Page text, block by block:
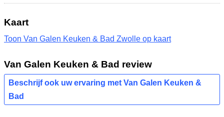
Kaart
Toon Van Galen Keuken & Bad Zwolle op kaart
Van Galen Keuken & Bad review
Beschrijf ook uw ervaring met Van Galen Keuken &
Bad